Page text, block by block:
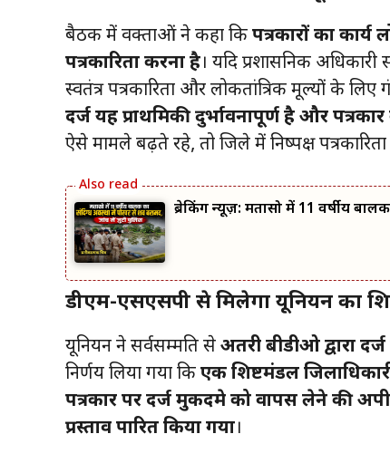
बैठक में वक्ताओं ने कहा किपत्रकारों का
पत्रकारिता करना है। यदि प्रशासनिक
स्वतंत्र पत्रकारिता और लोकतांत्रिक मूल्यों के
दर्ज यह प्राथमिकी दुर्भावनापूर्ण है और
ऐसे मामले बढ़ते रहे, तो जिले में निष्पक्ष
ब्रेकिंग न्यूज़: मतासो में 11 वर्षीय
डीएम-एसएसपी से मिलेगा यूनियन का
यूनियन ने सर्वसम्मति सेअतरी बीडीओ द्वारा
निर्णय लिया गया किएक शिष्टमंडल
पत्रकार पर दर्ज मुकदमे को वापस लेने की
प्रस्ताव पारित किया गया।